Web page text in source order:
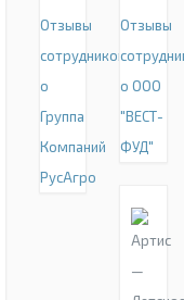
Отзывы
сотрудников
о
Группа
Компаний
РусАгро
Отзывы
о ООО
"ВЕСТ-
ФУД"